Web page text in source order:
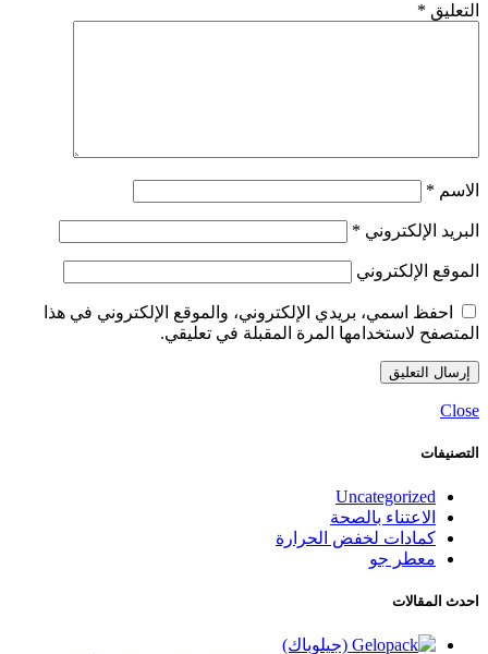
التعليق *
الاسم *
البريد الإلكتروني *
الموقع الإلكتروني
احفظ اسمي، بريدي الإلكتروني، والموقع الإلكتروني في هذا
المتصفح لاستخدامها المرة المقبلة في تعليقي.
Close
التصنيفات
Uncategorized
الاعتناء بالصحة
كمادات لخفض الحرارة
معطر جو
احدث المقالات